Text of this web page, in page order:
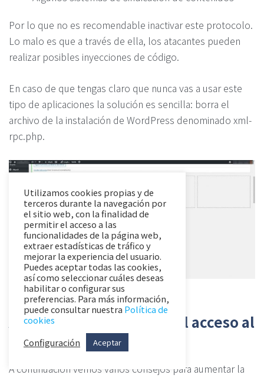
Por lo que no es recomendable inactivar este protocolo.
Lo malo es que a través de ella, los atacantes pueden
realizar posibles inyecciones de código.
En caso de que tengas claro que nunca vas a usar este
tipo de aplicaciones la solución es sencilla: borra el
archivo de la instalación de WordPress denominado xml-
rpc.php.
Aumenta la seguridad del acceso al
backoffice de WordPress
A continuación vemos varios consejos para aumentar la
Utilizamos cookies propias y de
terceros durante la navegación por
el sitio web, con la finalidad de
permitir el acceso a las
funcionalidades de la página web,
extraer estadísticas de tráfico y
mejorar la experiencia del usuario.
Puedes aceptar todas las cookies,
así como seleccionar cuáles deseas
habilitar o configurar sus
preferencias. Para más información,
puede consultar nuestra Política de
cookies
Configuración
Aceptar